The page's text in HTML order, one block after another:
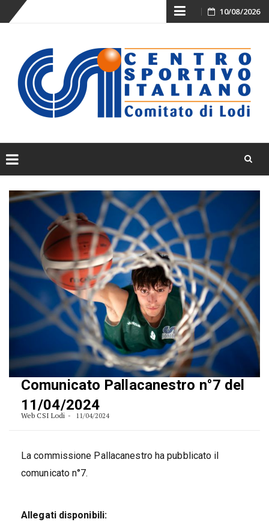
Skip
content
10/08/2026
Comunicato Pallacanestro n°7 del
11/04/2024
Web CSI Lodi 11/04/2024
La commissione Pallacanestro ha pubblicato il
comunicato n°7.
Allegati disponibili: